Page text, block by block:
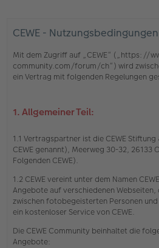
CEWE - Nutzungsbedingungen
Mit dem Zugriff auf „CEWE“ („https://
community.com/forum/ch“) wird
ein Vertrag mit folgenden Regelungen
1. Allgemeiner Teil:
1.1 Vertragspartner ist die CEWE
CEWE genannt), Meerweg 30-32, 26133
Folgenden CEWE).
1.2 CEWE vereint unter dem Namen
Angebote auf verschiedenen Webseiten,
zwischen fotobegeisterten Personen
ein kostenloser Service von CEWE.
Die CEWE Community beinhaltet die
Angebote: